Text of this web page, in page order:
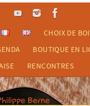
CHOIX DE
BOUTIQUE EN
RENCONTRES